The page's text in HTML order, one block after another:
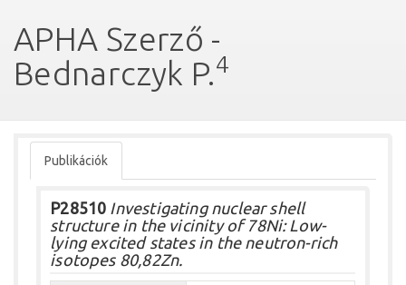
APHA Szerző -
Bednarczyk P.4
Publikációk
P28510 Investigating nuclear shell
structure in the vicinity of 78Ni: Low-
lying excited states in the neutron-rich
isotopes 80,82Zn.